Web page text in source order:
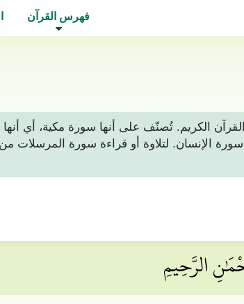
فهرس القرآن
طوال المفصل في القرآن الكريم. تُصنّف على أنها سورة
بالمرتبة 77 بالمصحف الشريف بعد سورة الإنسان. لتلاوة أو قراءة
الرَّحِيمِ